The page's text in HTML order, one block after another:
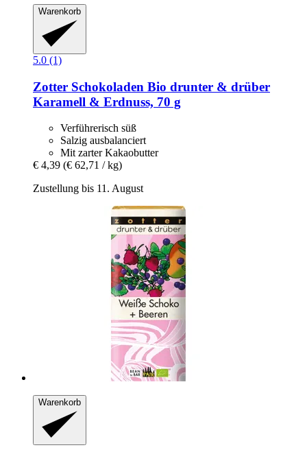
Warenkorb
5.0 (1)
Zotter Schokoladen Bio drunter & drüber
Karamell & Erdnuss, 70 g
Verführerisch süß
Salzig ausbalanciert
Mit zarter Kakaobutter
€ 4,39 (€ 62,71 / kg)
Zustellung bis 11. August
Warenkorb